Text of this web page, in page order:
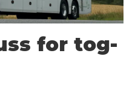
for tog-